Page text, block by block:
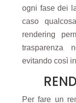
ogni fase dei
caso
rendering
trasparenza
evitando così
Per fare un